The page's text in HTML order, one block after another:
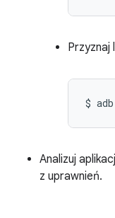
Przyznaj
$
Analizuj
z uprawnień.